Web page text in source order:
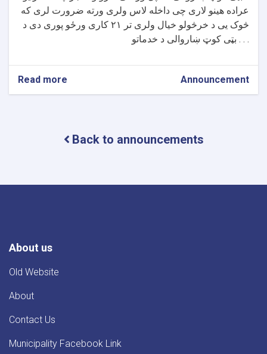
عراده هینو لاری چی داخله لاس ولری ورته ضرورت لری که
څوک یی د خرڅولو خیال ولری تر ۲۱ کاری ورځو پوری دی د
بټی کوټ ښاروالی د خدماتو . . .
Read more
د
د
لارۍ
Announcement
Back to announcements
About us
Old Website
About
Contact Us
Municipality Facebook Link